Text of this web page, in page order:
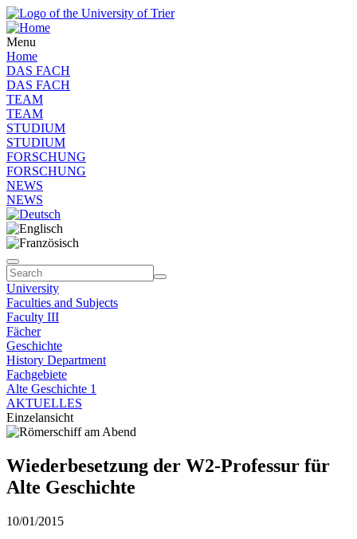
Menu
Home
DAS FACH
DAS FACH
TEAM
TEAM
STUDIUM
STUDIUM
FORSCHUNG
FORSCHUNG
NEWS
NEWS
University
Faculties and Subjects
Faculty III
Fächer
Geschichte
History Department
Fachgebiete
Alte Geschichte 1
AKTUELLES
Einzelansicht
Wiederbesetzung der W2-Professur für
Alte Geschichte
10/01/2015